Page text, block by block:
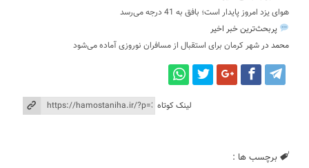
هوای یزد امروز پایدار است؛ بافق به 41 درجه می‌رسد
پربحث‌ترین خبر اخیر
محمد درشهر کرمان برای استقبال از مسافران نوروزی آماده می‌شود
لینک کوتاه
برچسب ها :